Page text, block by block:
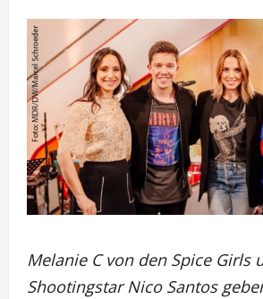
Melanie C von den Spice Girls
Shootingstar Nico Santos